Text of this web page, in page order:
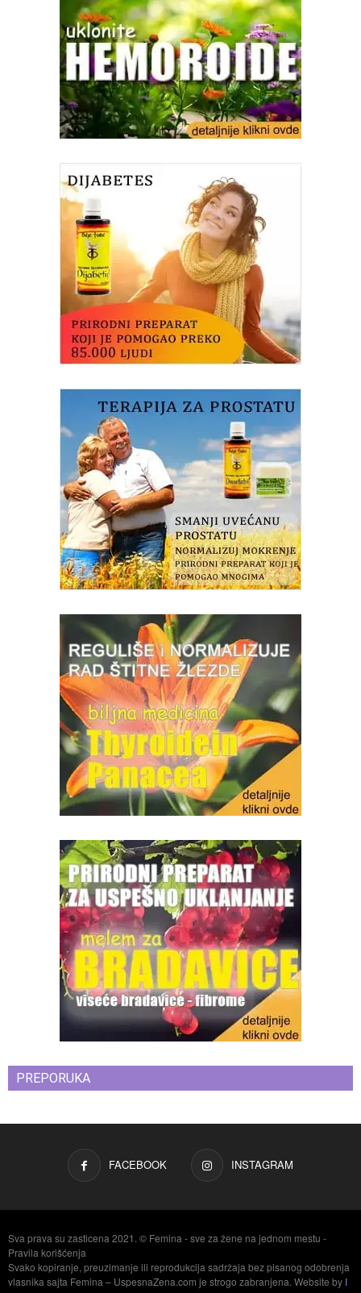
PREPORUKA
FACEBOOK INSTAGRAM
Sva prava su zasticena 2021. © Femina - sve za žene na jednom mestu -
Pravila korišćenja
Svako kopiranje, preuzimanje ili reprodukcija sadržaja bez pisanog odobrenja
vlasnika sajta Femina – UspesnaZena.com je strogo zabranjena. Website by I